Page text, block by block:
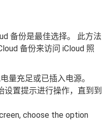
备份是最佳选择。 此方法
备份来访问 iCloud 照
量充足或已插入电源。
置提示进行操作，直到到
choose the option